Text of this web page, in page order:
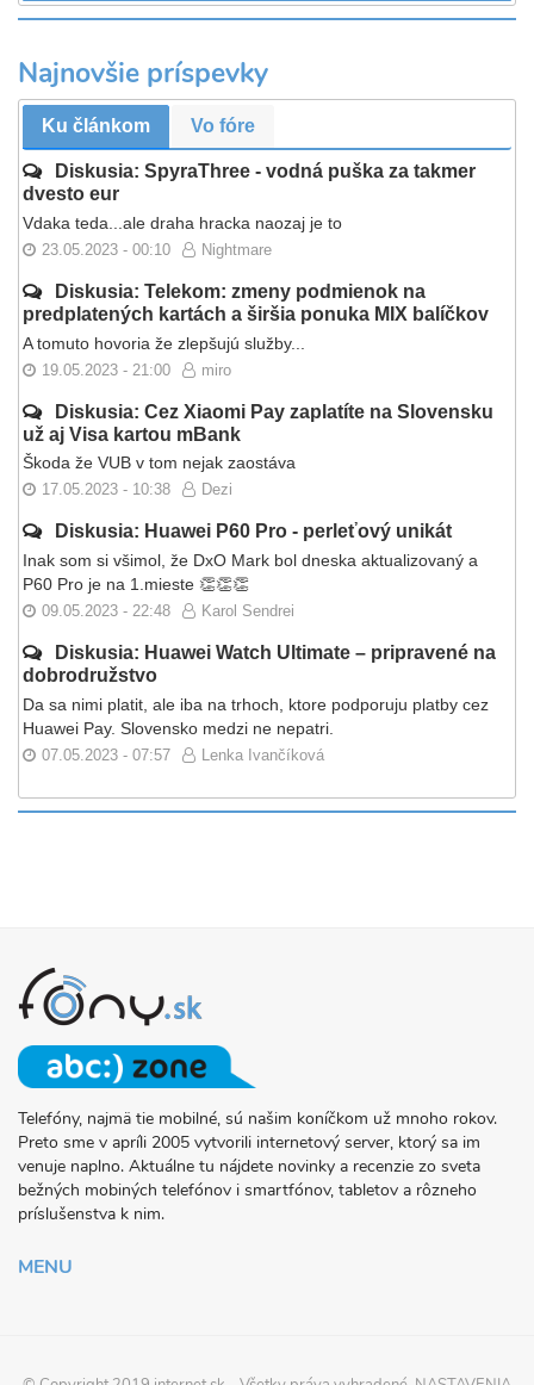
Najnovšie príspevky
Ku článkom Vo fóre
Diskusia: SpyraThree - vodná puška za takmer
dvesto eur
Vdaka teda...ale draha hracka naozaj je to
23.05.2023 - 00:10 Nightmare
Diskusia: Telekom: zmeny podmienok na
predplatených kartách a širšia ponuka MIX balíčkov
A tomuto hovoria že zlepšujú služby...
19.05.2023 - 21:00 miro
Diskusia: Cez Xiaomi Pay zaplatíte na Slovensku
už aj Visa kartou mBank
Škoda že VUB v tom nejak zaostáva
17.05.2023 - 10:38 Dezi
Diskusia: Huawei P60 Pro - perleťový unikát
Inak som si všimol, že DxO Mark bol dneska aktualizovaný a
P60 Pro je na 1.mieste 👏👏👏
09.05.2023 - 22:48 Karol Sendrei
Diskusia: Huawei Watch Ultimate – pripravené na
dobrodružstvo
Da sa nimi platit, ale iba na trhoch, ktore podporuju platby cez
Huawei Pay. Slovensko medzi ne nepatri.
07.05.2023 - 07:57 Lenka Ivančíková
O
PROJEKTE
FONY.SK
Telefóny, najmä tie mobilné, sú našim koníčkom už mnoho rokov.
Preto sme v apríli 2005 vytvorili internetový server, ktorý sa im
venuje naplno. Aktuálne tu nájdete novinky a recenzie zo sveta
bežných mobiných telefónov i smartfónov, tabletov a rôzneho
príslušenstva k nim.
MENU